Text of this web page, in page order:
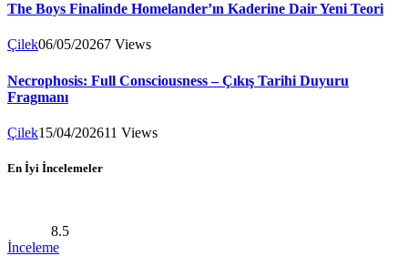
The Boys Finalinde Homelander’ın Kaderine Dair Yeni Teori
Çilek06/05/20267 Views
Necrophosis: Full Consciousness – Çıkış Tarihi Duyuru
Fragmanı
Çilek15/04/202611 Views
En İyi İncelemeler
8.5
İnceleme